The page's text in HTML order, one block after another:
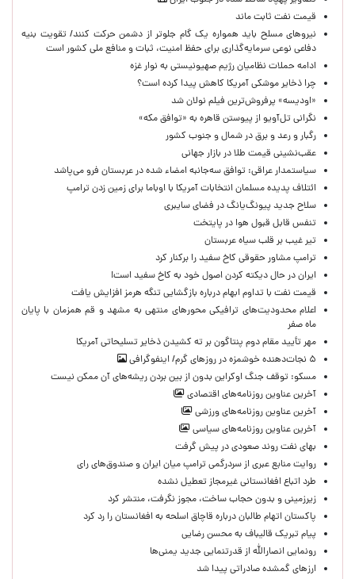
قیمت نفت ثابت ماند
نیروهای مسلح باید همواره یک گام جلوتر از دشمن حرکت کنند/ تقویت بنیه
دفاعی نوعی سرمایه‌گذاری برای حفظ امنیت، ثبات و منافع ملی کشور است
ادامه حملات نظامیان رژیم صهیونیستی به نوار غزه
چرا ذخایر موشکی آمریکا کاهش پیدا کرده است؟
«اودیسه» پرفروش‌ترین فیلم نولان شد
نگرانی تل‌آویو از پیوستن قاهره به «توافق مکه»
رگبار و رعد و برق در شمال و جنوب کشور
عقب‌نشینی قیمت طلا در بازار جهانی
سیاستمدار عراقی: توافق سه‌جانبه امضاء شده در عربستان فرو می‌پاشد
ائتلاف پدیده مسلمان انتخابات آمریکا با اوباما برای زمین زدن ترامپ
سلاح جدید پیونگ‌یانگ در فضای سایبری
تنفس قابل قبول هوا در پایتخت
تیر غیب بر قلب سیاه عربستان
ترامپ مشاور حقوقی کاخ سفید را برکنار کرد
ایران در حال دیکته کردن اصول خود به کاخ سفید است!
قیمت نفت با تداوم ابهام درباره بازگشایی تنگه هرمز افزایش یافت
اعلام محدودیت‌های ترافیکی محورهای منتهی به مشهد و قم همزمان با پایان
ماه صفر
مهر تأیید مقام دوم پنتاگون بر ته کشیدن ذخایر تسلیحاتی آمریکا
۵ نجات‌دهنده خوشمزه در روزهای گرم/ اینفوگرافی
مسکو: توقف جنگ اوکراین بدون از بین بردن ریشه‌های آن ممکن نیست
آخرین عناوین روزنامه‌های اقتصادی
آخرین عناوین روزنامه‌های ورزشی
آخرین عناوین روزنامه‌های سیاسی
بهای نفت روند صعودی در پیش گرفت
روایت منابع عبری از سردرگمی ترامپ میان ایران و صندوق‌های رای
طرد اتباع افغانستانی غیرمجاز تعطیل نشده
زیرزمینی و بدون حجاب ساخت، مجوز نگرفت، منتشر کرد
پاکستان اتهام طالبان درباره قاچاق اسلحه به افغانستان را رد کرد
پیام تبریک قالیباف به محسن رضایی
رونمایی انصارالله از قدرتنمایی جدید یمنی‌ها
ارزهای گمشده صادراتی پیدا شد